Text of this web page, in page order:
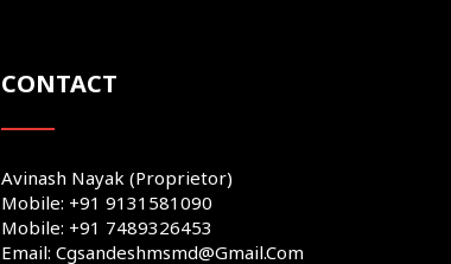
CONTACT
Avinash Nayak (Proprietor)
Mobile: +91 9131581090
Mobile: +91 7489326453
Email: Cgsandeshmsmd@gmail.com